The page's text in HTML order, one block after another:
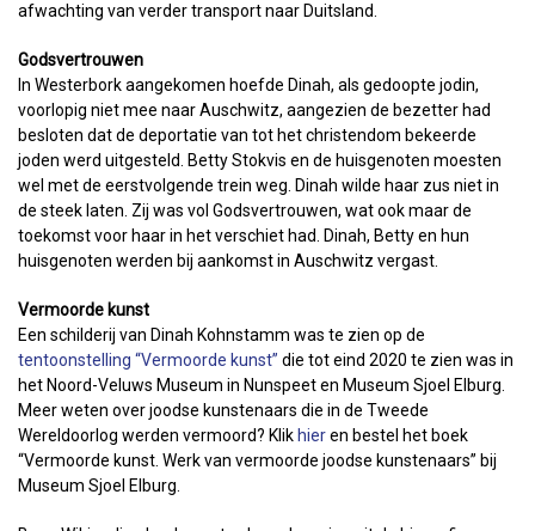
afwachting van verder transport naar Duitsland.
Godsvertrouwen
In Westerbork aangekomen hoefde Dinah, als gedoopte jodin,
voorlopig niet mee naar Auschwitz, aangezien de bezetter had
besloten dat de deportatie van tot het christendom bekeerde
joden werd uitgesteld. Betty Stokvis en de huisgenoten moesten
wel met de eerstvolgende trein weg. Dinah wilde haar zus niet in
de steek laten. Zij was vol Godsvertrouwen, wat ook maar de
toekomst voor haar in het verschiet had. Dinah, Betty en hun
huisgenoten werden bij aankomst in Auschwitz vergast.
Vermoorde kunst
Een schilderij van Dinah Kohnstamm was te zien op de
tentoonstelling “Vermoorde kunst” die tot eind 2020 te zien was in
het Noord-Veluws Museum in Nunspeet en Museum Sjoel Elburg.
Meer weten over joodse kunstenaars die in de Tweede
Wereldoorlog werden vermoord? Klik hieren bestel het boek
“Vermoorde kunst. Werk van vermoorde joodse kunstenaars” bij
Museum Sjoel Elburg.